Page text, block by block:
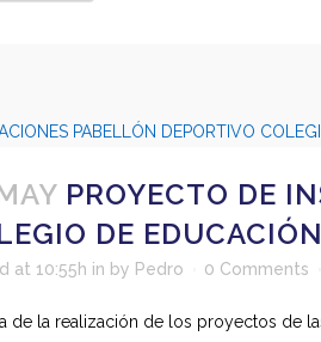
PROYECTO DE
DE
at 10:55h in by Pedro 0 Comments
de la realización de los proyectos de